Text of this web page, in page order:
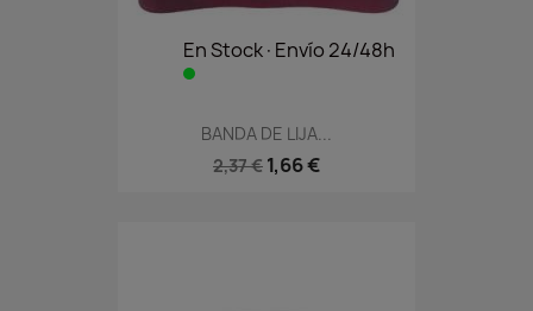
En Stock·Envío 24/48h
BANDA DE LIJA...
2,37 € 1,66 €